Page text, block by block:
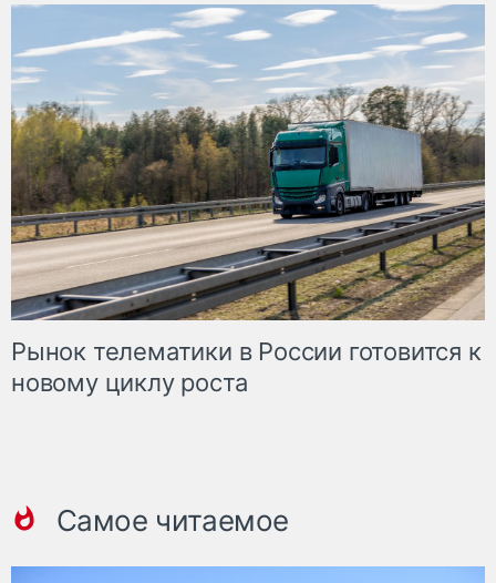
Рынок телематики в России готовится к
новому циклу роста
Самое читаемое